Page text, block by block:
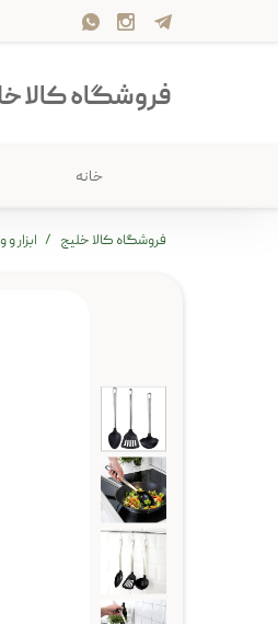
خانه
حمام
فروشگاه کالا
فروشگاه کالا خلیج ابزار